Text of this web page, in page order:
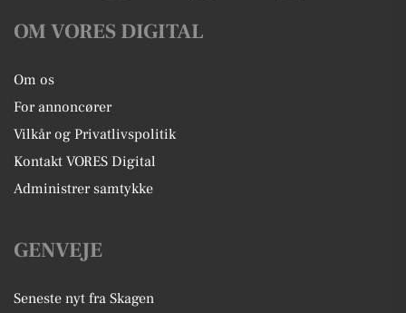
OM VORES DIGITAL
Om os
For annoncører
Vilkår og Privatlivspolitik
Kontakt VORES Digital
Administrer samtykke
GENVEJE
Seneste nyt fra Skagen